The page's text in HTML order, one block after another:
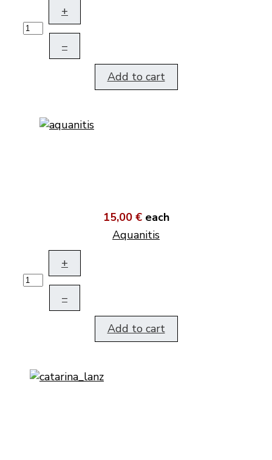
+
–
Add to cart
15,00 € each
Aquanitis
+
–
Add to cart